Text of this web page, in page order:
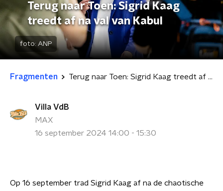
Terug naar Toen: Sigrid Kaag
treedt af na val van Kabul
foto: ANP
Fragmenten Terug naar Toen: Sigrid Kaag treedt af na val van Kabul
Villa VdB
MAX
16 september 2024 14:00 - 15:30
Op 16 september trad Sigrid Kaag af na de chaotische